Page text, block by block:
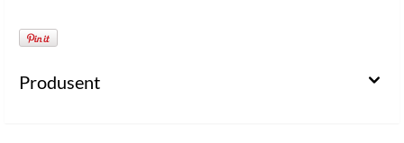
Produsent